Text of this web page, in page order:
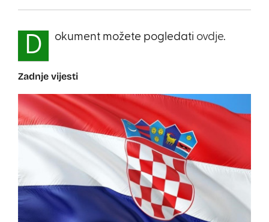
D okument možete pogledati ovdje.
Zadnje vijesti